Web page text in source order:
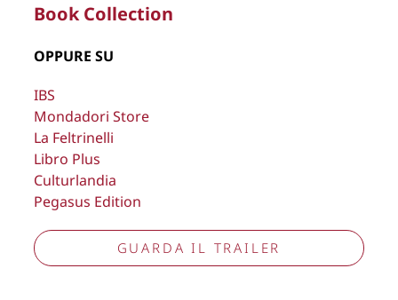
Aggiorna preferenze tracciamento
Book Collection
OPPURE SU
IBS
Mondadori Store
La Feltrinelli
Libro Plus
Culturlandia
Pegasus Edition
GUARDA IL TRAILER